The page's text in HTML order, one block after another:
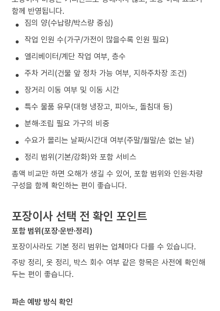
함께 반영됩니다.
짐의 양(수납량/박스량 중심)
작업 인원 수(가구/가전이 많을수록 인원 필요)
엘리베이터/계단 작업 여부, 층수
주차 거리(건물 앞 정차 가능 여부, 지하주차장 조건)
장거리 이동 여부 및 이동 시간
특수 물품 유무(대형 냉장고, 피아노, 돌침대 등)
분해·조립 필요 가구의 비중
수요가 몰리는 날짜/시간대 여부(주말/월말/손 없는 날)
정리 범위(기본/강화)와 포함 서비스
총액 비교만 하면 오해가 생길 수 있어, 포함 범위와 인원·차량
구성을 함께 확인하는 편이 좋습니다.
포장이사 선택 전 확인 포인트
포함 범위(포장·운반·정리)
포장이사라도 기본 정리 범위는 업체마다 다를 수 있습니다.
주방 정리, 옷 정리, 박스 회수 여부 같은 항목은 사전에 확인해
두는 편이 좋습니다.
파손 예방 방식 확인